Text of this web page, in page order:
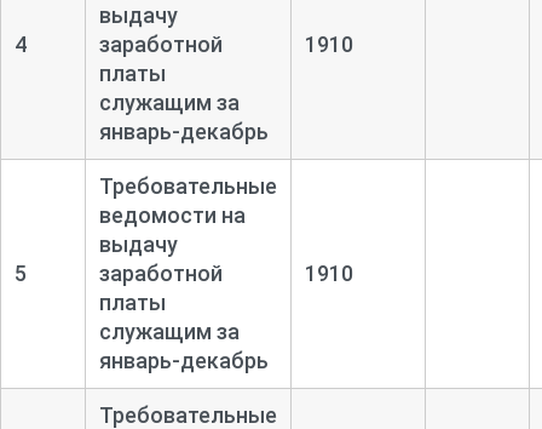
4
выдачу
заработной
платы
служащим за
январь-декабрь
1910
5
Требовательные
ведомости на
выдачу
заработной
платы
служащим за
январь-декабрь
1910
Требовательные